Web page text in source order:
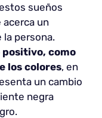
sueños
acerca un
la persona.
como
los colores, en
un cambio
negra